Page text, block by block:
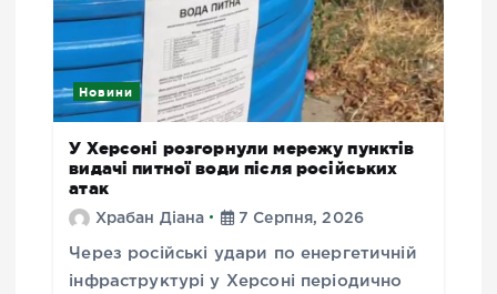
Новини
У Херсоні розгорнули мережу пунктів
видачі питної води після російських
атак
Храбан Діана 7 Серпня, 2026
Через російські удари по енергетичній
інфраструктурі у Херсоні періодично